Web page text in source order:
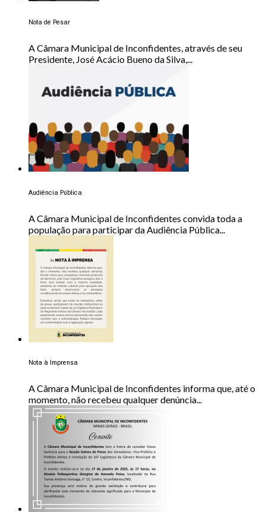
Nota de Pesar
A Câmara Municipal de Inconfidentes, através de seu
Presidente, José Acácio Bueno da Silva,...
Audiência Pública
A Câmara Municipal de Inconfidentes convida toda a
população para participar da Audiência Pública...
Nota à Imprensa
A Câmara Municipal de Inconfidentes informa que, até o
momento, não recebeu qualquer denúncia...